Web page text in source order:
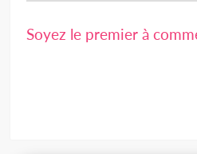
Soyez le premier à